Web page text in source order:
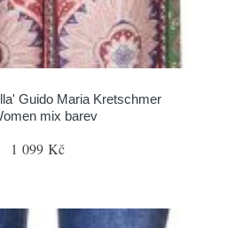
Guido Maria Kretschmer
mix barev
1 099 Kč